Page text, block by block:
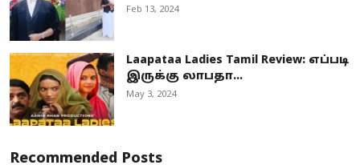
Feb 13, 2024
Laapataa Ladies Tamil Review: எப்படி
இருக்கு லாபதா...
May 3, 2024
Recommended Posts